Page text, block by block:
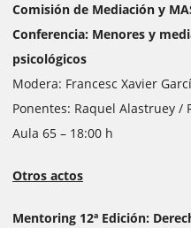
Comisión de Mediación y
Conferencia: Menores y
psicológicos
Modera: Francesc Xavier
Ponentes: Raquel Alastruey /
Aula 65 – 18:00 h
Otros actos
Mentoring 12ª Edición: